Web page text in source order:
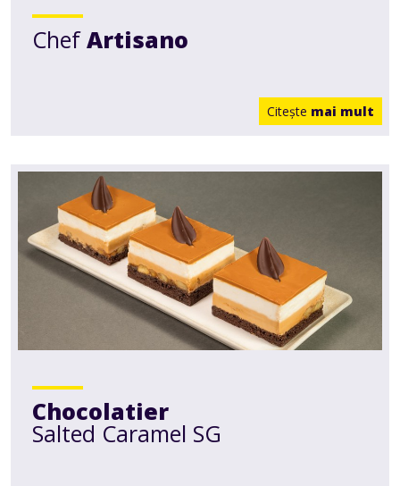
ChefArtisano
Citește mai mult
Chocolatier
Salted Caramel SG